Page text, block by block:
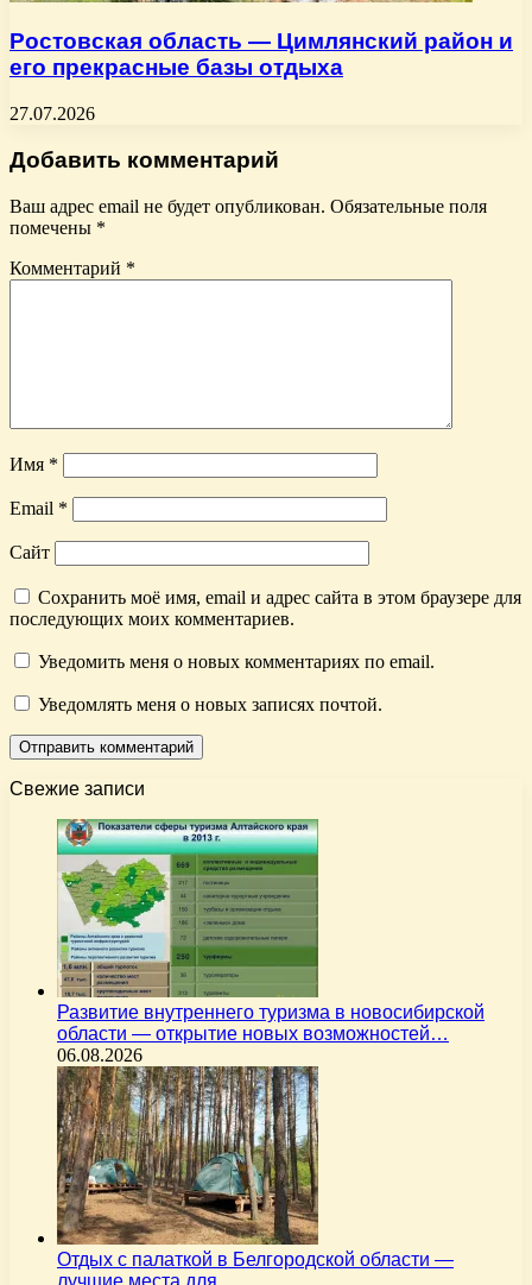
Ростовская область — Цимлянский район и
его прекрасные базы отдыха
27.07.2026
Добавить комментарий
Ваш адрес email не будет опубликован. Обязательные поля
помечены *
Комментарий *
Имя *
Email *
Сайт
Сохранить моё имя, email и адрес сайта в этом браузере для
последующих моих комментариев.
Уведомить меня о новых комментариях по email.
Уведомлять меня о новых записях почтой.
Свежие записи
Развитие внутреннего туризма в новосибирской
области — открытие новых возможностей…
06.08.2026
Отдых с палаткой в Белгородской области —
лучшие места для…